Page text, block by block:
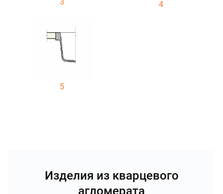
4
5
Изделия из кварцевого
агломерата